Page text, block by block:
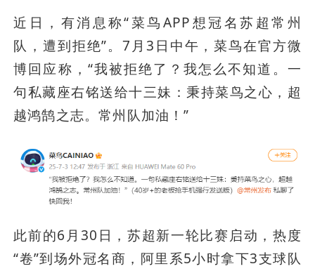
近日，有消息称“菜鸟APP想冠名苏超常州
队，遭到拒绝”。7月3日中午，菜鸟在官方微
博回应称，“我被拒绝了？我怎么不知道。一
句私藏座右铭送给十三妹：秉持菜鸟之心，超
越鸿鹄之志。常州队加油！”
此前的6月30日，苏超新一轮比赛启动，热度
“卷”到场外冠名商，阿里系5小时拿下3支球队